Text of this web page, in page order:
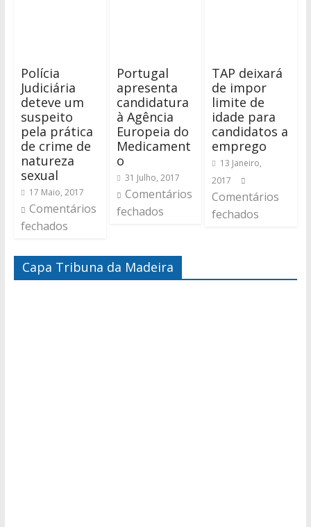
Polícia
Judiciária
deteve um
suspeito
pela prática
de crime de
natureza
sexual
17 Maio, 2017
Comentários
fechados
Portugal
apresenta
candidatura
à Agência
Europeia do
Medicament
o
31 Julho, 2017
Comentários
fechados
TAP deixará
de impor
limite de
idade para
candidatos a
emprego
13 Janeiro,
2017
Comentários
fechados
Capa Tribuna da Madeira